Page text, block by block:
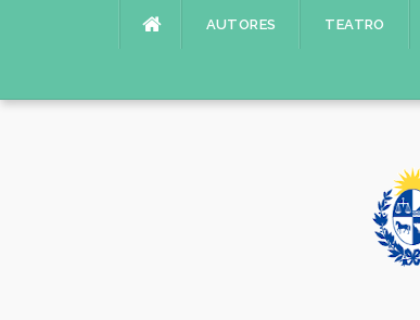
AUTORES TEATRO